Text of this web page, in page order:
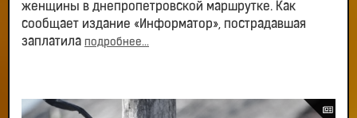
женщины в днепропетровской маршрутке. Как
сообщает издание «Информатор», пострадавшая
заплатила подробнее...